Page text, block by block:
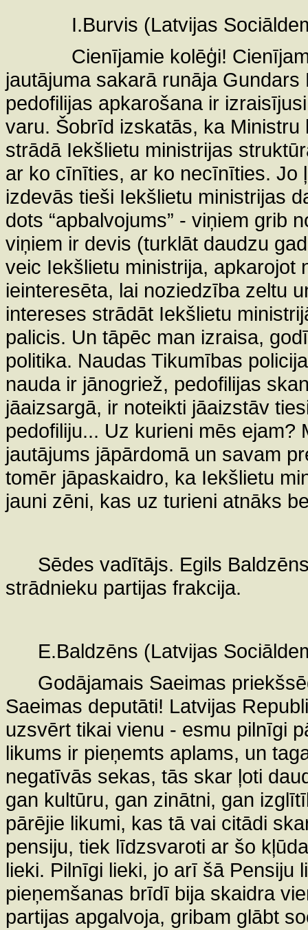
I.Burvis (Latvijas
Cienījamie kolēģi!
jautājuma sakarā runāja
pedofilijas apkarošana ir
varu. Šobrīd izskatās, ka
strādā Iekšlietu ministrijas
ar ko cīnīties, ar ko necīnīties. Jo
izdevās tieši Iekšlietu ministrijas
dots “apbalvojums” - viņiem grib
viņiem ir devis (turklāt daudzu
veic Iekšlietu ministrija,
ieinteresēta, lai noziedzība zeltu
intereses strādāt Iekšlietu
palicis. Un tāpēc man izraisa,
politika. Naudas Tikumības
nauda ir jānogriež, pedofilijas
jāaizsargā, ir noteikti jāaizstāv
pedofiliju... Uz kurieni mēs ejam?
jautājums jāpārdomā un savam
tomēr jāpaskaidro, ka Iekšlietu
jauni zēni, kas uz turieni atnāks
Sēdes vadītājs. Egils
strādnieku partijas frakcija.
E.Baldzēns (Latvijas
Godājamais Saeimas
Saeimas deputāti! Latvijas
uzsvērt tikai vienu - esmu pilnīgi
likums ir pieņemts aplams, un
negatīvās sekas, tās skar ļoti
gan kultūru, gan zinātni, gan
pārējie likumi, kas tā vai citādi
pensiju, tiek līdzsvaroti ar šo
lieki. Pilnīgi lieki, jo arī šā Pensiju
pieņemšanas brīdī bija skaidra
partijas apgalvoja, gribam glābt